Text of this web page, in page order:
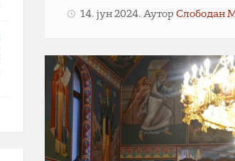
14. јун 2024. АуторСлободан